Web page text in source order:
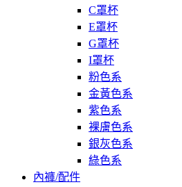
C罩杯
E罩杯
G罩杯
I罩杯
粉色系
金黃色系
紫色系
裸膚色系
銀灰色系
綠色系
內褲/配件